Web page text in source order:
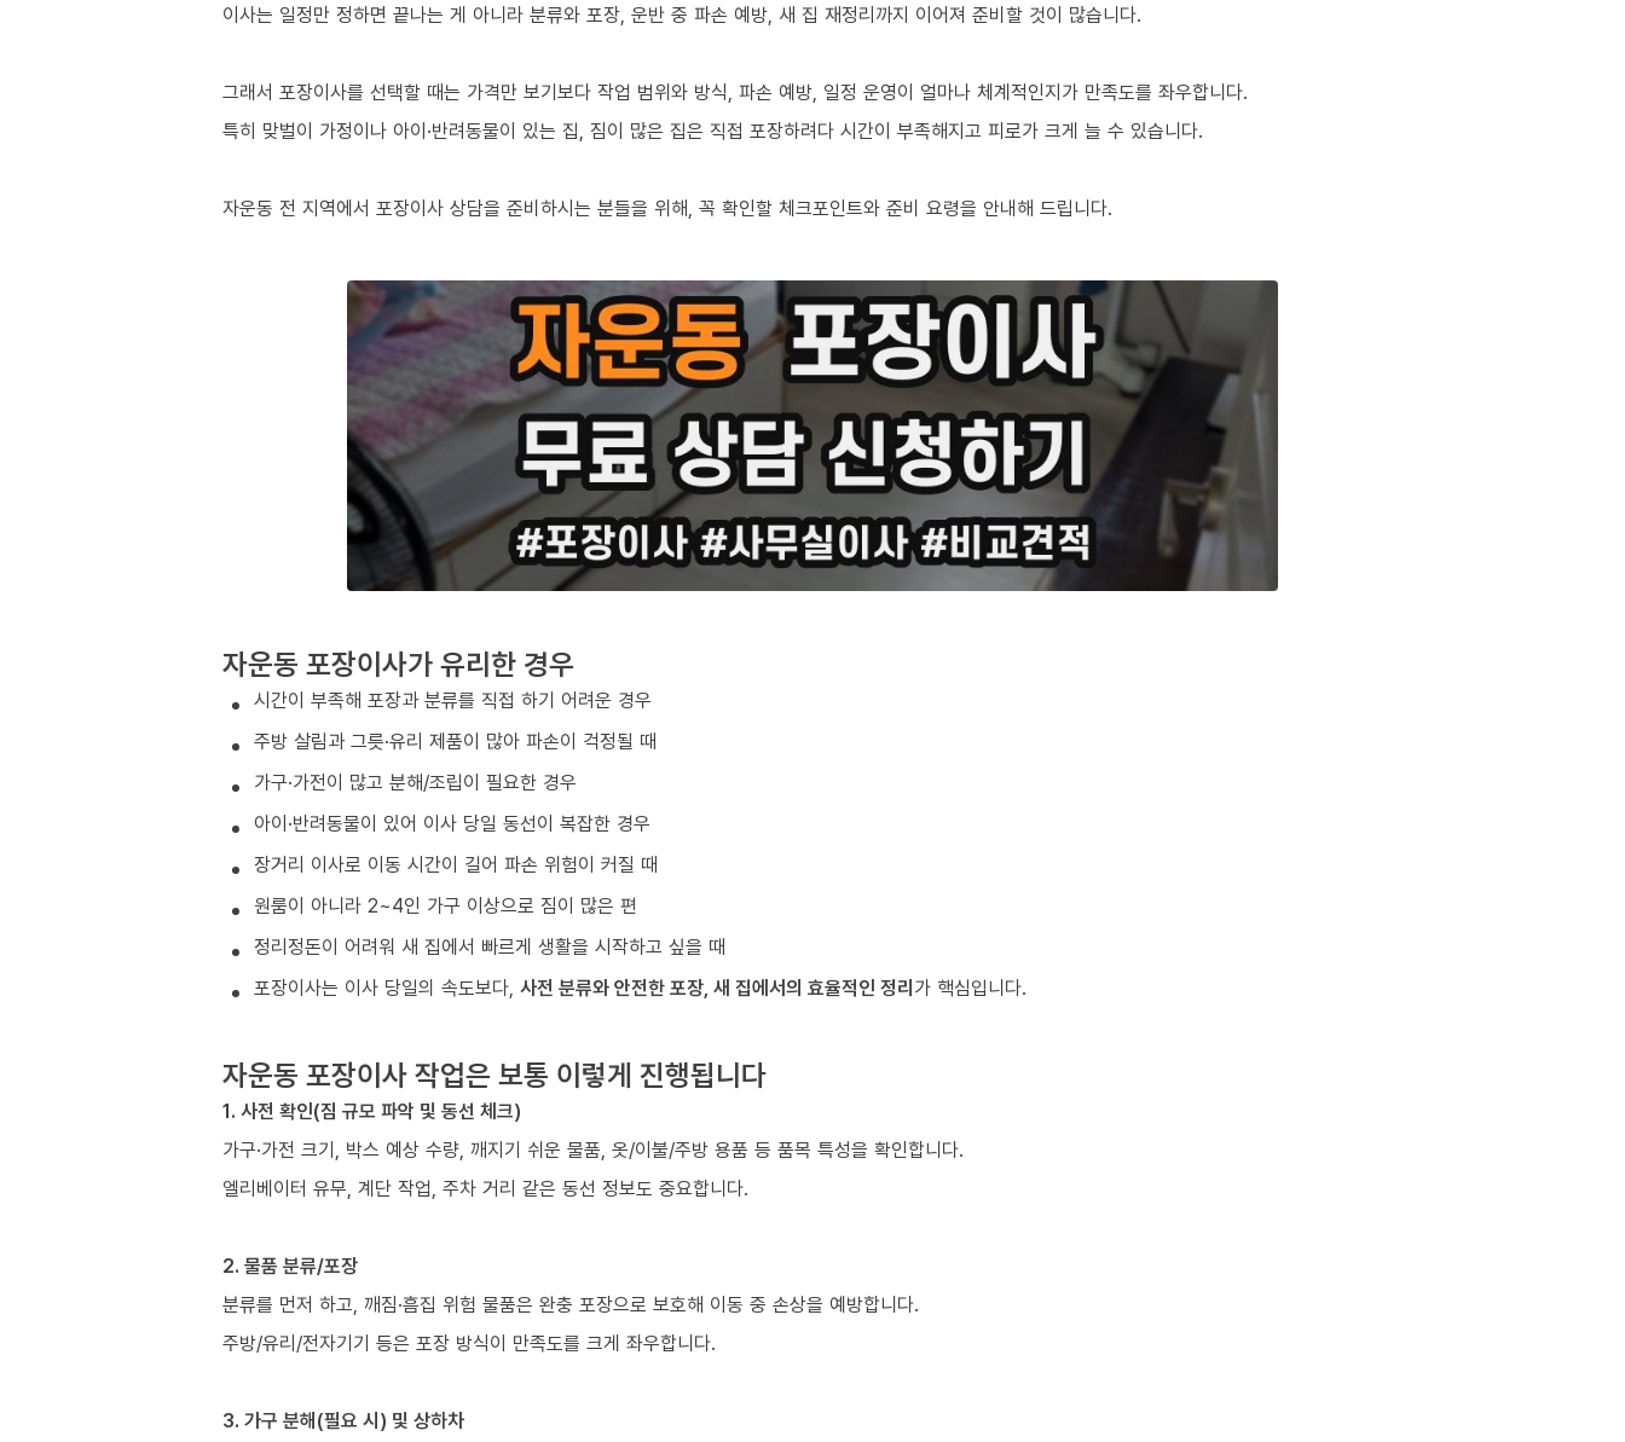
이사는 일정만 정하면 끝나는 게 아니라 분류와 포장, 운반 중 파손 예방, 새 집 재정리까지 이어져 준비할 것이 많습니다.
그래서 포장이사를 선택할 때는 가격만 보기보다 작업 범위와 방식, 파손 예방, 일정 운영이 얼마나 체계적인지가 만족도를 좌우합니다.
특히 맞벌이 가정이나 아이·반려동물이 있는 집, 짐이 많은 집은 직접 포장하려다 시간이 부족해지고 피로가 크게 늘 수 있습니다.
자운동 전 지역에서 포장이사 상담을 준비하시는 분들을 위해, 꼭 확인할 체크포인트와 준비 요령을 안내해 드립니다.
자운동 포장이사가 유리한 경우
시간이 부족해 포장과 분류를 직접 하기 어려운 경우
주방 살림과 그릇·유리 제품이 많아 파손이 걱정될 때
가구·가전이 많고 분해/조립이 필요한 경우
아이·반려동물이 있어 이사 당일 동선이 복잡한 경우
장거리 이사로 이동 시간이 길어 파손 위험이 커질 때
원룸이 아니라 2~4인 가구 이상으로 짐이 많은 편
정리정돈이 어려워 새 집에서 빠르게 생활을 시작하고 싶을 때
포장이사는 이사 당일의 속도보다, 사전 분류와 안전한 포장, 새 집에서의 효율적인 정리가 핵심입니다.
자운동 포장이사 작업은 보통 이렇게 진행됩니다
1. 사전 확인(짐 규모 파악 및 동선 체크)
가구·가전 크기, 박스 예상 수량, 깨지기 쉬운 물품, 옷/이불/주방 용품 등 품목 특성을 확인합니다.
엘리베이터 유무, 계단 작업, 주차 거리 같은 동선 정보도 중요합니다.
2. 물품 분류/포장
분류를 먼저 하고, 깨짐·흠집 위험 물품은 완충 포장으로 보호해 이동 중 손상을 예방합니다.
주방/유리/전자기기 등은 포장 방식이 만족도를 크게 좌우합니다.
3. 가구 분해(필요 시) 및 상하차